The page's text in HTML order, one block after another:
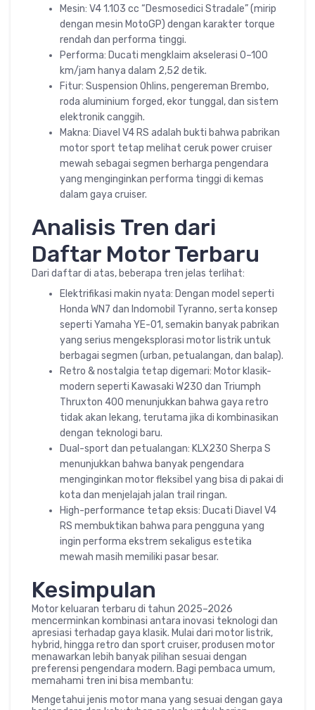
Mesin: V4 1.103 cc “Desmosedici Stradale” (mirip
dengan mesin MotoGP) dengan karakter torque
rendah dan performa tinggi.
Performa: Ducati mengklaim akselerasi 0–100
km/jam hanya dalam 2,52 detik.
Fitur: Suspension Ohlins, pengereman Brembo,
roda aluminium forged, ekor tunggal, dan sistem
elektronik canggih.
Makna: Diavel V4 RS adalah bukti bahwa pabrikan
motor sport tetap melihat ceruk power cruiser
mewah sebagai segmen berharga pengendara
yang menginginkan performa tinggi di kemas
dalam gaya cruiser.
Analisis Tren dari
Daftar Motor Terbaru
Dari daftar di atas, beberapa tren jelas terlihat:
Elektrifikasi makin nyata: Dengan model seperti
Honda WN7 dan Indomobil Tyranno, serta konsep
seperti Yamaha YE-01, semakin banyak pabrikan
yang serius mengeksplorasi motor listrik untuk
berbagai segmen (urban, petualangan, dan balap).
Retro & nostalgia tetap digemari: Motor klasik-
modern seperti Kawasaki W230 dan Triumph
Thruxton 400 menunjukkan bahwa gaya retro
tidak akan lekang, terutama jika di kombinasikan
dengan teknologi baru.
Dual-sport dan petualangan: KLX230 Sherpa S
menunjukkan bahwa banyak pengendara
menginginkan motor fleksibel yang bisa di pakai di
kota dan menjelajah jalan trail ringan.
High-performance tetap eksis: Ducati Diavel V4
RS membuktikan bahwa para pengguna yang
ingin performa ekstrem sekaligus estetika
mewah masih memiliki pasar besar.
Kesimpulan
Motor keluaran terbaru di tahun 2025–2026
mencerminkan kombinasi antara inovasi teknologi dan
apresiasi terhadap gaya klasik. Mulai dari motor listrik,
hybrid, hingga retro dan sport cruiser, produsen motor
menawarkan lebih banyak pilihan sesuai dengan
preferensi pengendara modern. Bagi pembaca umum,
memahami tren ini bisa membantu:
Mengetahui jenis motor mana yang sesuai dengan gaya